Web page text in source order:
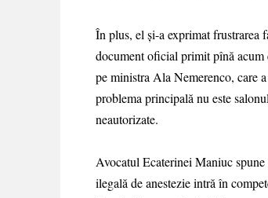
În plus, el și-a exprimat frustrarea
document oficial primit pînă
pe ministra Ala Nemerenco, care
problema principală nu este
neautorizate.
Avocatul Ecaterinei Maniuc
ilegală de anestezie intră în